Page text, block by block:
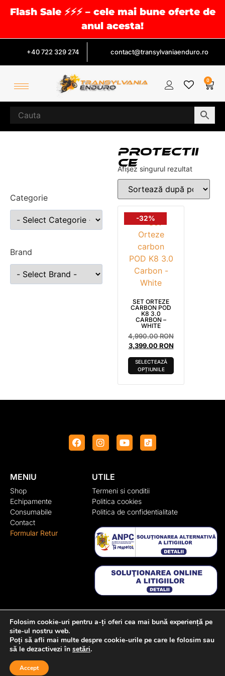
Flash Sale ⚡⚡⚡ – cele mai bune oferte de
anul acesta!
+40 722 329 274 contact@transylvaniaenduro.ro
0
Categorie
Brand
PROTECTII
CE
Afișez singurul rezultat
-32%
SET ORTEZE
CARBON POD
K8 3.0
CARBON –
WHITE
4,990.00RON
3,399.00RON
SELECTEAZĂ
OPȚIUNILE
MENIU
Shop
Echipamente
Consumabile
Contact
Formular Retur
UTILE
Termeni si conditii
Politica cookies
Politica de confidentialitate
CONTACT
Adresa:Str. Rasaritului, nr. 100, Cluj-Napoca, Cluj
+40 722 329 274
contact@transylvaniaenduro.ro
Folosim cookie-uri pentru a-ți oferi cea mai bună experiență pe
site-ul nostru web.
Poți să afli mai multe despre cookie-urile pe care le folosim sau
să le dezactivezi în setări.
Accept